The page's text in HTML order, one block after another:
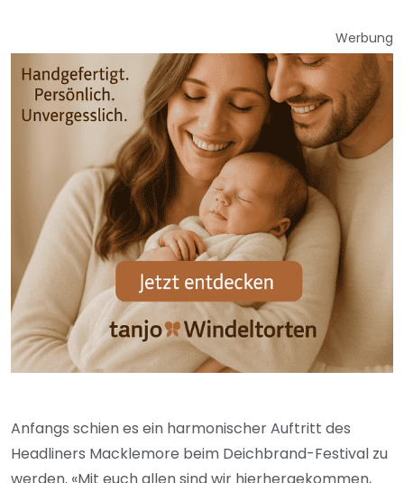
Werbung
Anfangs schien es ein harmonischer Auftritt des
Headliners Macklemore beim Deichbrand-Festival zu
werden. «Mit euch allen sind wir hierhergekommen,